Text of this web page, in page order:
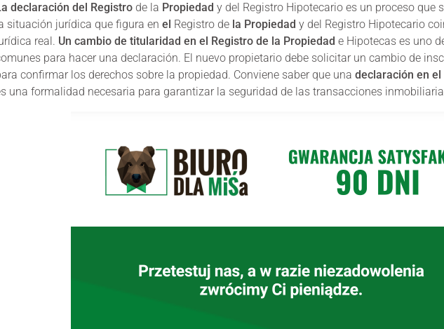
declaración del Registro de la Propiedad y del Registro Hipotecario es un proceso que
situación jurídica que figura en el Registro de la Propiedad y del Registro Hipotecario
real. Un cambio de titularidad en el Registro de la Propiedad e Hipotecas es uno
para hacer una declaración. El nuevo propietario debe solicitar un cambio de
confirmar los derechos sobre la propiedad. Conviene saber que una declaración en
una formalidad necesaria para garantizar la seguridad de las transacciones